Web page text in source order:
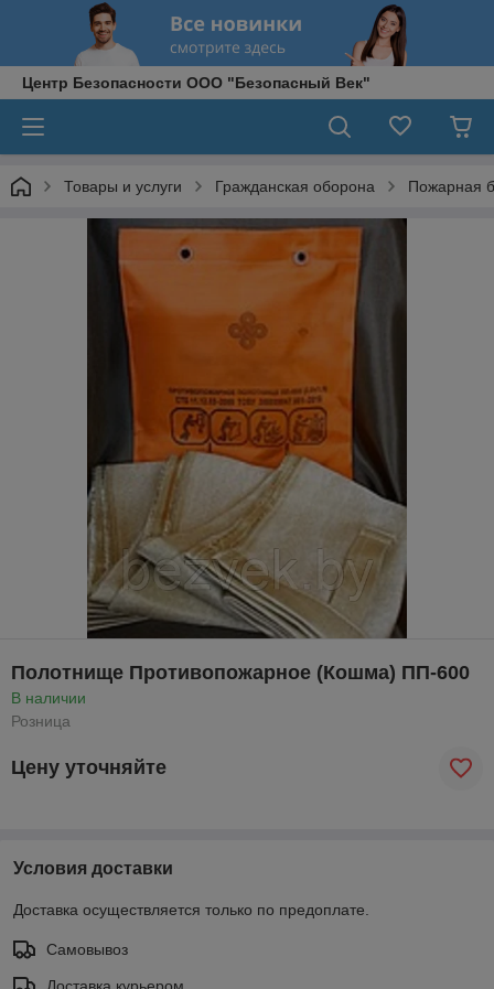
Центр Безопасности ООО "Безопасный Век"
Товары и услуги Гражданская оборона Пожарная
Полотнище Противопожарное (Кошма) ПП-600
В наличии
Розница
Цену уточняйте
Условия доставки
Доставка осуществляется только по предоплате.
Самовывоз
Доставка курьером